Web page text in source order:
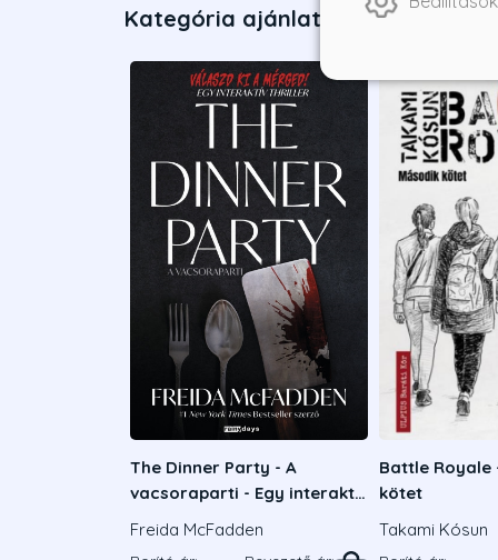
Kategória ajánlatai
The Dinner Party - A
vacsoraparti - Egy interaktív
thriller
Freida McFadden
Battle Royale
kötet
Takami Kósun